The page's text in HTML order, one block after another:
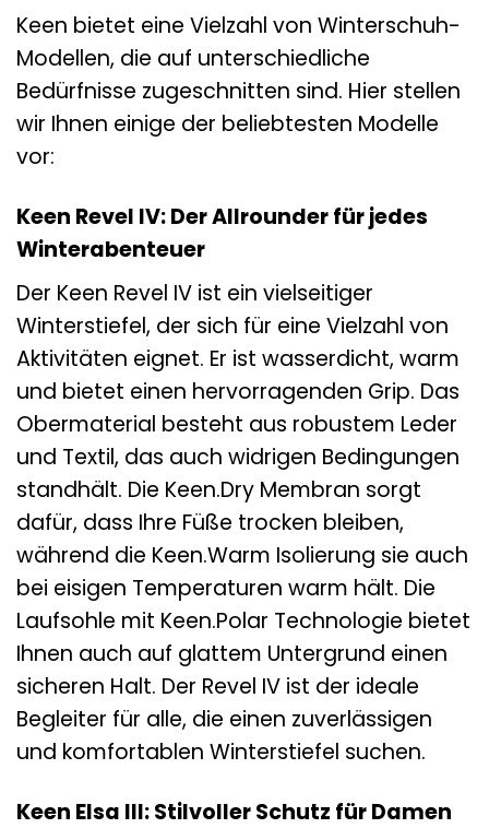
Keen bietet eine Vielzahl von Winterschuh-
Modellen, die auf unterschiedliche
Bedürfnisse zugeschnitten sind. Hier stellen
wir Ihnen einige der beliebtesten Modelle
vor:
Keen Revel IV: Der Allrounder für jedes
Winterabenteuer
Der Keen Revel IV ist ein vielseitiger
Winterstiefel, der sich für eine Vielzahl von
Aktivitäten eignet. Er ist wasserdicht, warm
und bietet einen hervorragenden Grip. Das
Obermaterial besteht aus robustem Leder
und Textil, das auch widrigen Bedingungen
standhält. Die Keen.Dry Membran sorgt
dafür, dass Ihre Füße trocken bleiben,
während die Keen.Warm Isolierung sie auch
bei eisigen Temperaturen warm hält. Die
Laufsohle mit Keen.Polar Technologie bietet
Ihnen auch auf glattem Untergrund einen
sicheren Halt. Der Revel IV ist der ideale
Begleiter für alle, die einen zuverlässigen
und komfortablen Winterstiefel suchen.
Keen Elsa III: Stilvoller Schutz für Damen